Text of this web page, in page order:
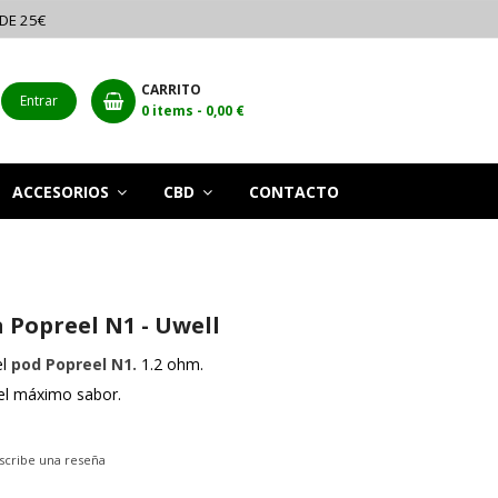
25€
Entrar
CARRITO
0 items - 0,00 €
ACCESORIOS CBD CONTACTO
N1 - Uwell
pod Popreel N1. 1.2 ohm.
máximo sabor.
una reseña